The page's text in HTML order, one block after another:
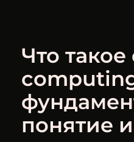
Что
понятие и